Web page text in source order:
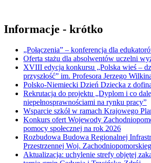
Informacje - krótko
„Połączenia” – konferencja dla
Oferta stażu dla absolwentów uczelni
XVIII edycja konkursu „Polska wieś –
przyszłość” im. Profesora Jerzego
Polsko-Niemiecki Dzień Dziecka z
Rekrutacja do projektu „Dyplom i co
niepełnosprawnościami na rynku pracy”
Wsparcie szkół w ramach Krajowego
Konkurs ofert Wojewody
pomocy społecznej na rok 2026
Rozbudowa Budowa Regionalnej
Przestrzennej Woj.
Aktualizacja: uchylenie strefy objętej